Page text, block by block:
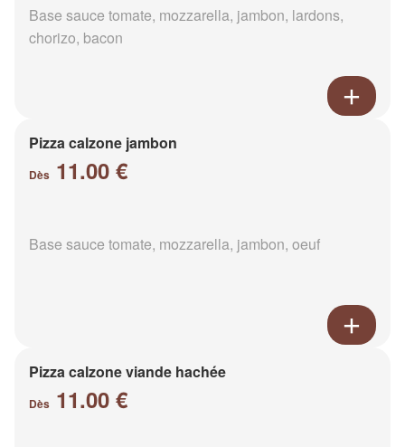
Base sauce tomate, mozzarella, jambon, lardons,
chorizo, bacon
Pizza calzone jambon
Dès 11.00 €
Base sauce tomate, mozzarella, jambon, oeuf
Pizza calzone viande hachée
Dès 11.00 €